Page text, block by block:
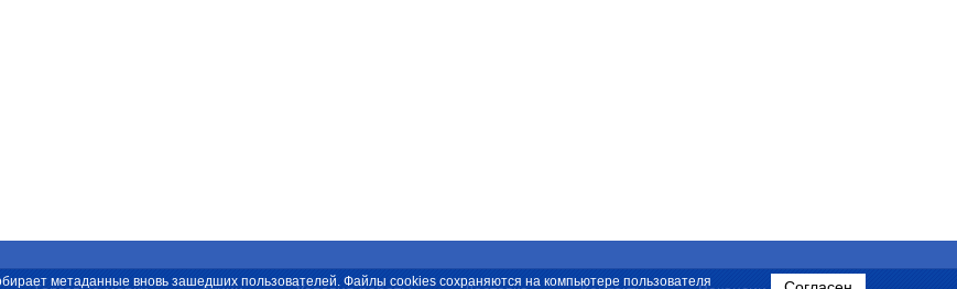
метаданные вновь зашедших пользователей. Файлы cookies сохраняются на компьютере пользователя